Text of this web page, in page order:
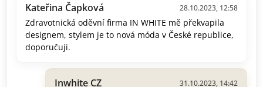
Kateřina Čapková 28.10.2023, 12:58
Zdravotnická oděvní firma IN WHITE mě překvapila
designem, stylem je to nová móda v České republice,
doporučuji.
Inwhite CZ 31.10.2023, 14:42